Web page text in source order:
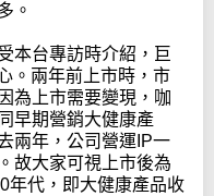
。
本台專訪時介紹，巨
。兩年前上市時，市
為上市需要變現，咖
早期營銷大健康產
兩年，公司營運IP一
故大家可視上市後為
年代，即大健康產品收